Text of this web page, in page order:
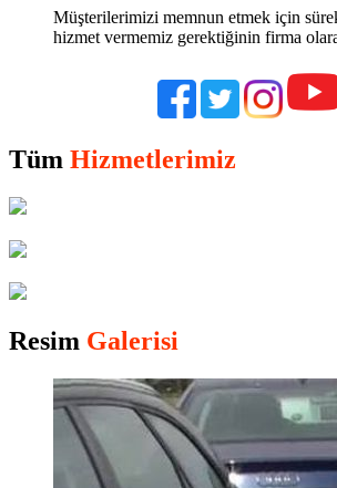
Müşterilerimizi memnun etmek için
hizmet vermemiz gerektiğinin firma
Tüm Hizmetlerimiz
Resim Galerisi